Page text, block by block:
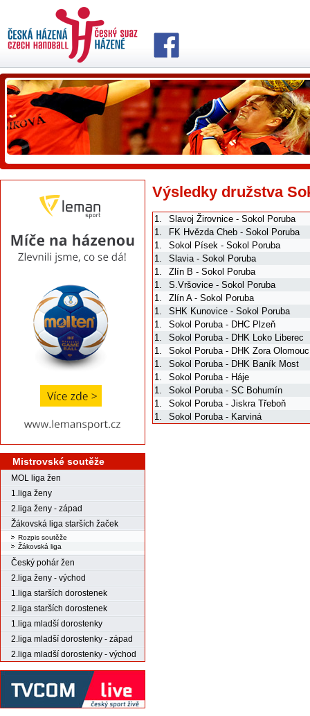
Mistrovské soutěže
MOL liga žen
1.liga ženy
2.liga ženy - západ
Žákovská liga starších žaček
Rozpis soutěže
Žákovská liga
Český pohár žen
2.liga ženy - východ
1.liga starších dorostenek
2.liga starších dorostenek
1.liga mladší dorostenky
2.liga mladší dorostenky - západ
2.liga mladší dorostenky - východ
Výsledky družstva
1.
Slavoj Žirovnice - Sokol Poruba
1.
FK Hvězda Cheb - Sokol Poruba
1.
Sokol Písek - Sokol Poruba
1.
Slavia - Sokol Poruba
1.
Zlín B - Sokol Poruba
1.
S.Vršovice - Sokol Poruba
1.
Zlín A - Sokol Poruba
1.
SHK Kunovice - Sokol Poruba
1.
Sokol Poruba - DHC Plzeň
1.
Sokol Poruba - DHK Loko Liberec
1.
Sokol Poruba - DHK Zora Olomouc
1.
Sokol Poruba - DHK Baník Most
1.
Sokol Poruba - Háje
1.
Sokol Poruba - SC Bohumín
1.
Sokol Poruba - Jiskra Třeboň
1.
Sokol Poruba - Karviná